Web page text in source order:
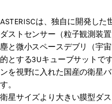
ASTERISCは、独自に開発し
ダストセンサー（粒子観測装
塵と微小スペースデブリ（宇
的とする3Uキューブサットで
ンを視野に入れた国産の衛星
す。
衛星サイズより大きい膜型ダ